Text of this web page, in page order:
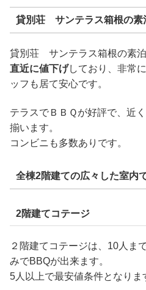
貸別荘 サンテラス箱根の素
貸別荘 サンテラス箱根の素泊
直近に値下げしており、非常
ッフも居て安心です。
テラスでＢＢＱが好評で、近
揃います。
コンビニも多数ありです。
全棟2階建ての広々した室内
2階建てコテージ
２階建てコテージは、10人ま
みでBBQが出来ます。
5人以上で最安値条件となりま